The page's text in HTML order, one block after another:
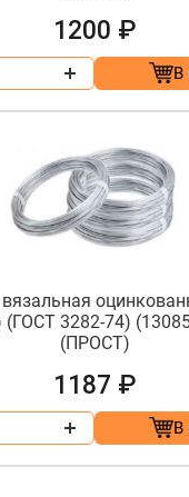
1200 ₽
В
(ГОСТ 3282-74)
(ПРОСТ)
1187 ₽
В